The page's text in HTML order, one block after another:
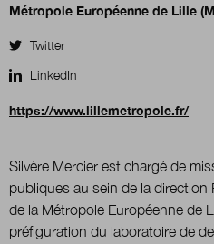
Renseignez votre email
Nous suivre
Métropole Européenne de Lille
Twitter
LinkedIn
https://www.lillemetropole.fr/
Silvère Mercier est chargé de
publiques au sein de la
de la Métropole Européenne de
préfiguration du laboratoire de